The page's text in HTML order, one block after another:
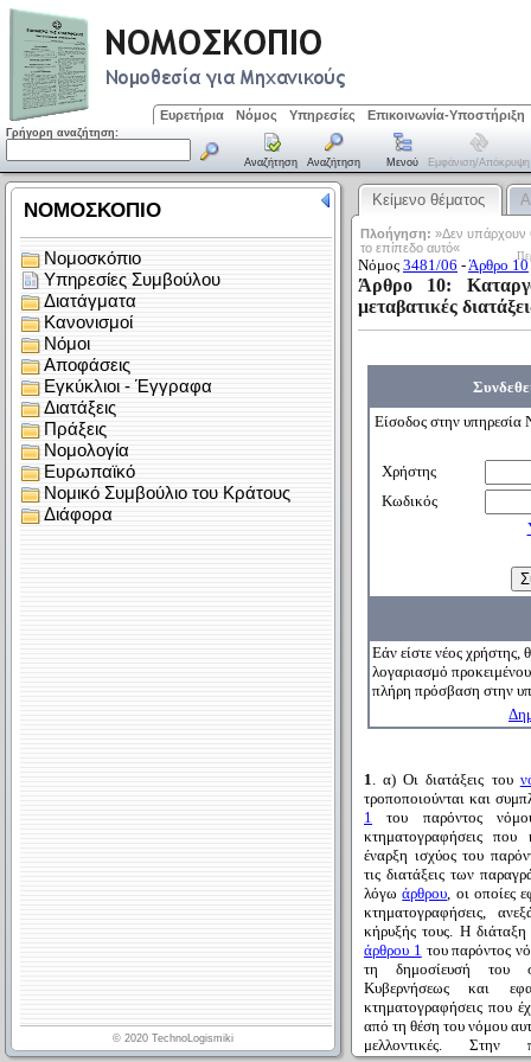
Ευρετήρια Νόμος Υπηρεσίες Επικοινωνία-Υποστήριξη
Γρήγορη αναζήτηση:
Αναζήτηση Αναζήτηση Μενού Εμφάνιση/απόκρυψη
Κείμενο θέματος